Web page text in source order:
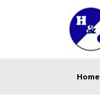
Home